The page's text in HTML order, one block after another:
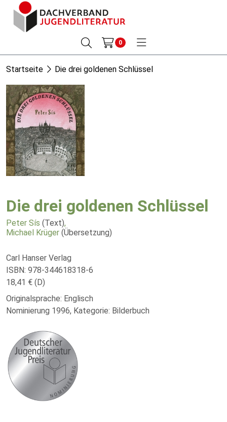
0
Startseite Die drei goldenen Schlüssel
Die drei goldenen Schlüssel
Peter Sís (Text),
Michael Krüger (Übersetzung)
Carl Hanser Verlag
ISBN: 978-344618318-6
18,41 € (D)
Originalsprache: Englisch
Nominierung 1996, Kategorie: Bilderbuch